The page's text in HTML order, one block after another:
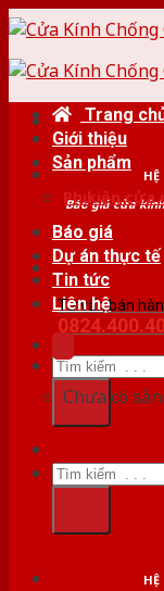
Skip
content
Báo giá cửa
Tư vấn bán
Tìm
kiếm:
Trang
Giới thiệu
Sản phẩm
Phụ kiện
Báo giá
Dự án thực tế
Tin tức
Liên hệ
Chưa có
Tìm
kiếm: